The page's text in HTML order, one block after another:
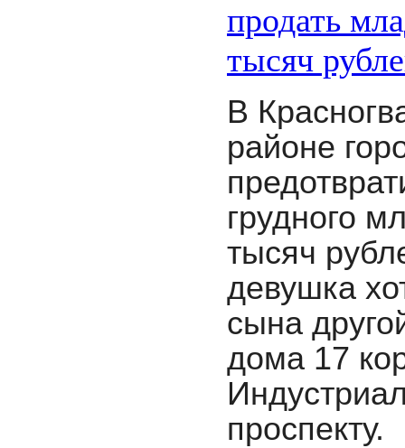
продать
тысяч
В
районе
грудного
тысяч
девушка
сына
дома 17
проспекту.